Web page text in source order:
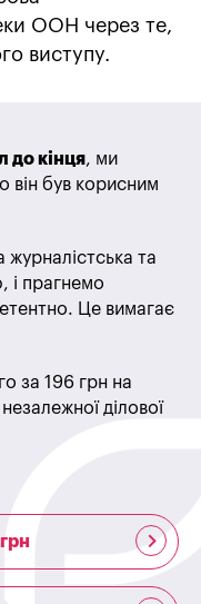
ООН через те,
виступу.
до кінця, ми
він був корисним
та
і прагнемо
Це вимагає
за 196 грн на
ділової